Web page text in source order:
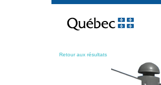
contenu
Retour aux résultats